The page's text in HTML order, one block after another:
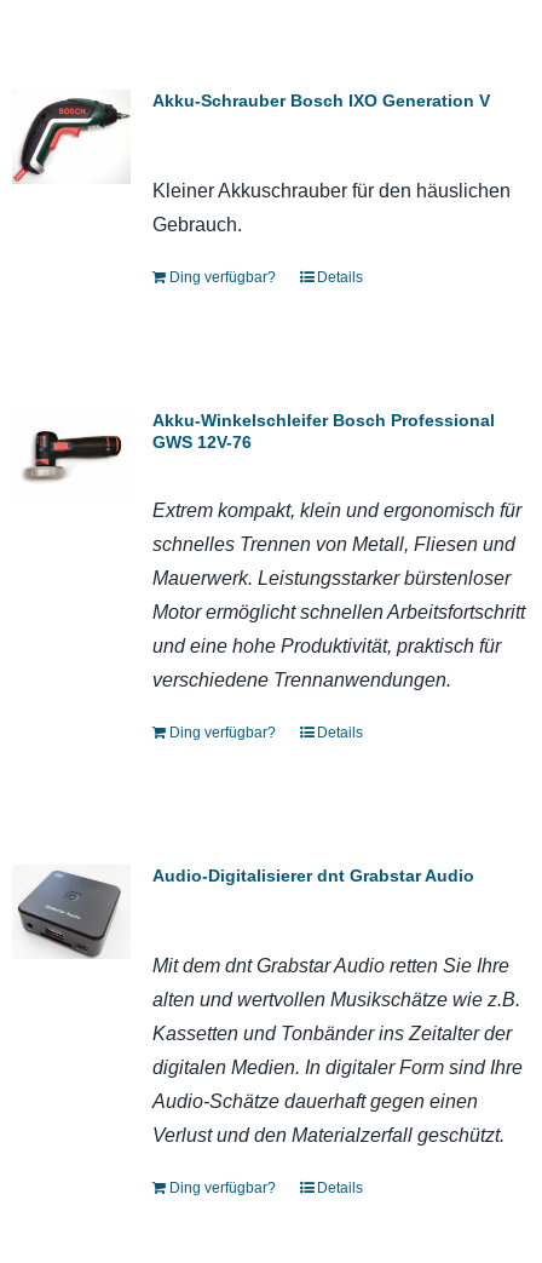
Akku-Schrauber Bosch IXO Generation V
Kleiner Akkuschrauber für den häuslichen
Gebrauch.
Ding verfügbar? Details
Akku-Winkelschleifer Bosch Professional
GWS 12V-76
Extrem kompakt, klein und ergonomisch für
schnelles Trennen von Metall, Fliesen und
Mauerwerk. Leistungsstarker bürstenloser
Motor ermöglicht schnellen Arbeitsfortschritt
und eine hohe Produktivität, praktisch für
verschiedene Trennanwendungen.
Ding verfügbar? Details
Audio-Digitalisierer dnt Grabstar Audio
Mit dem dnt Grabstar Audio retten Sie Ihre
alten und wertvollen Musikschätze wie z.B.
Kassetten und Tonbänder ins Zeitalter der
digitalen Medien. In digitaler Form sind Ihre
Audio-Schätze dauerhaft gegen einen
Verlust und den Materialzerfall geschützt.
Ding verfügbar? Details